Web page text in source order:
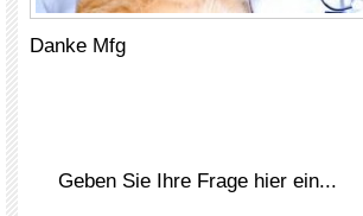
Danke Mfg